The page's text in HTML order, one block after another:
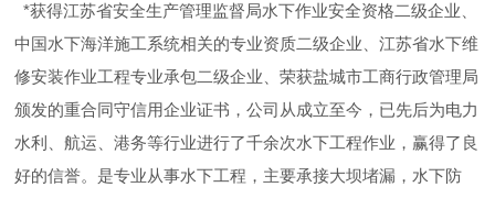
*获得江苏省安全生产管理监督局水下作业安全资格二级企业、
中国水下海洋施工系统相关的专业资质二级企业、江苏省水下维
修安装作业工程专业承包二级企业、荣获盐城市工商行政管理局
颁发的重合同守信用企业证书，公司从成立至今，已先后为电力
水利、航运、港务等行业进行了千余次水下工程作业，赢得了良
好的信誉。是专业从事水下工程，主要承接大坝堵漏，水下防